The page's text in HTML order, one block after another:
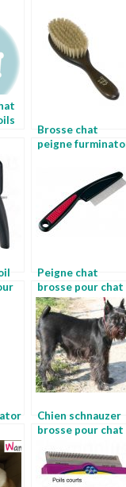
Brosse chat
peigne
Peigne chat
brosse pour chat
Chien schnauzer
brosse pour chat